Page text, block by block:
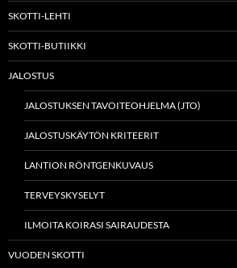
SKOTTI-LEHTI
SKOTTI-BUTIIKKI
JALOSTUS
JALOSTUKSEN TAVOITEOHJELMA (JTO)
JALOSTUSKÄYTÖN KRITEERIT
LANTION RÖNTGENKUVAUS
TERVEYSKYSELYT
ILMOITA KOIRASI SAIRAUDESTA
VUODEN SKOTTI